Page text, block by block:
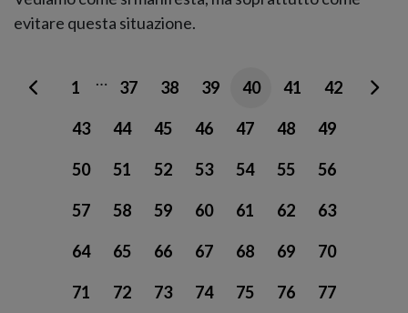
evitare questa situazione.
1 … 37 38 39 40 41 42
43 44 45 46 47 48 49
50 51 52 53 54 55 56
57 58 59 60 61 62 63
64 65 66 67 68 69 70
71 72 73 74 75 76 77